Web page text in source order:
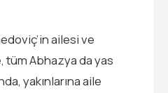
ailesi ve
tüm Abhazya da yas
yakınlarına aile